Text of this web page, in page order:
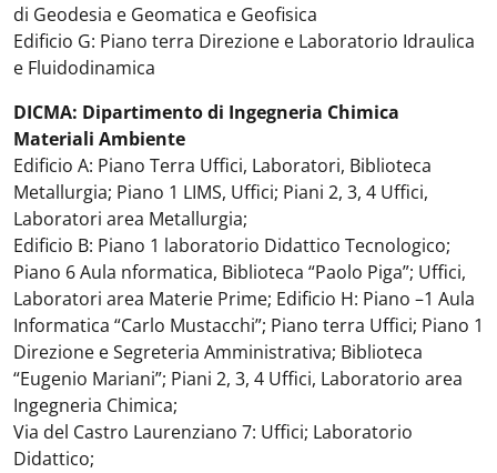
di Geodesia e Geomatica e Geofisica
Edificio G: Piano terra Direzione e Laboratorio Idraulica
e Fluidodinamica
DICMA: Dipartimento di Ingegneria Chimica
Materiali Ambiente
Edificio A: Piano Terra Uffici, Laboratori, Biblioteca
Metallurgia; Piano 1 LIMS, Uffici; Piani 2, 3, 4 Uffici,
Laboratori area Metallurgia;
Edificio B: Piano 1 laboratorio Didattico Tecnologico;
Piano 6 Aula nformatica, Biblioteca “Paolo Piga”; Uffici,
Laboratori area Materie Prime; Edificio H: Piano –1 Aula
Informatica “Carlo Mustacchi”; Piano terra Uffici; Piano 1
Direzione e Segreteria Amministrativa; Biblioteca
“Eugenio Mariani”; Piani 2, 3, 4 Uffici, Laboratorio area
Ingegneria Chimica;
Via del Castro Laurenziano 7: Uffici; Laboratorio
Didattico;